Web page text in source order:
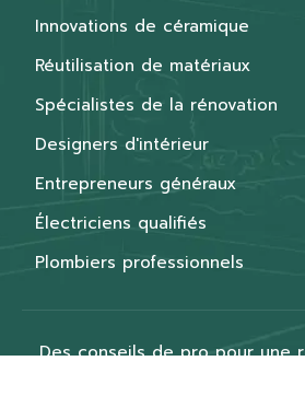
Innovations de céramique
Réutilisation de matériaux
Spécialistes de la rénovation
Designers d'intérieur
Entrepreneurs généraux
Électriciens qualifiés
Plombiers professionnels
Des conseils de pro pour une